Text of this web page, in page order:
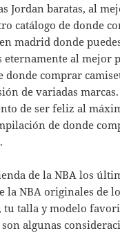
Jordan baratas, al
catálogo de donde
madrid donde
eternamente al mejor
donde comprar
de variadas
de ser feliz al
de donde
de la NBA los
la NBA originales de
tu talla y modelo
son algunas